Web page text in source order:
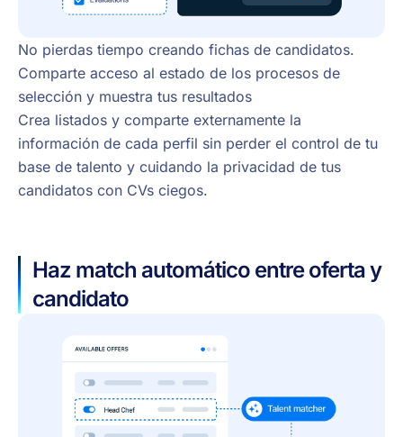
No pierdas tiempo creando fichas de candidatos.
Comparte acceso al estado de los procesos de
selección y muestra tus resultados
Crea listados y comparte externamente la
información de cada perfil sin perder el control de tu
base de talento y cuidando la privacidad de tus
candidatos con CVs ciegos.
Haz match automático entre oferta y
candidato